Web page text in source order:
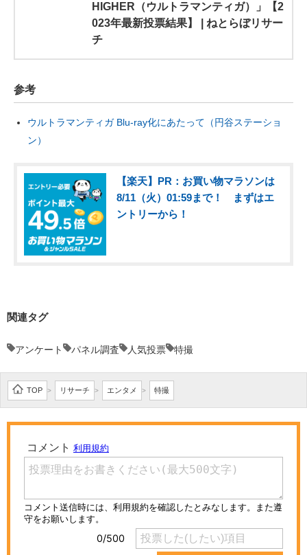
HIGHER（ウルトラマンティガ）」【2
023年最新投票結果】 | ねとらぼリサー
チ
参考
ウルトラマンティガ Blu-ray化にあたって（円谷ステーショ
ン）
【楽天】PR：お買い物マラソンは
8/11（火）01:59まで！ まずはエ
ントリーから！
関連タグ
アンケート パネル調査 人気投票 特撮
TOP > リサーチ > エンタメ > 特撮